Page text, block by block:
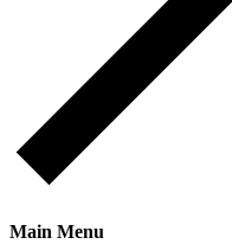
Main Menu